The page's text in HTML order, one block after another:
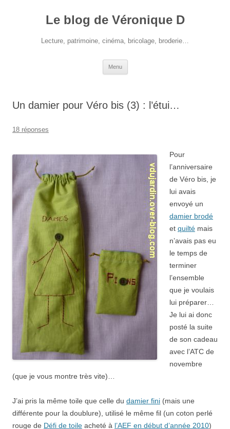
Le blog de Véronique D
Lecture, patrimoine, cinéma, bricolage, broderie…
Menu
Un damier pour Véro bis (3) : l’étui…
18 réponses
Pour
l’anniversaire
de Véro bis, je
lui avais
envoyé un
damier brodé
et quilté mais
n’avais pas eu
le temps de
terminer
l’ensemble
que je voulais
lui préparer…
Je lui ai donc
posté la suite
de son cadeau
avec l’ATC de
novembre
(que je vous montre très vite)…
J’ai pris la même toile que celle du damier fini (mais une
différente pour la doublure), utilisé le même fil (un coton perlé
rouge de Défi de toile acheté à l’AEF en début d’année 2010)